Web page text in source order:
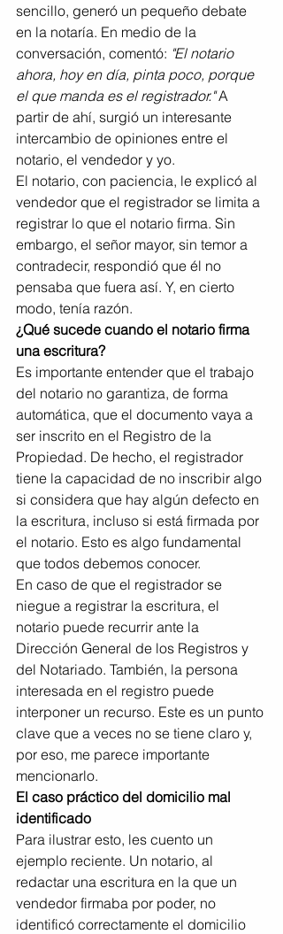
sencillo, generó un pequeño debate
en la notaría. En medio de la
conversación, comentó: "El notario
ahora, hoy en día, pinta poco, porque
el que manda es el registrador." A
partir de ahí, surgió un interesante
intercambio de opiniones entre el
notario, el vendedor y yo.
El notario, con paciencia, le explicó al
vendedor que el registrador se limita a
registrar lo que el notario firma. Sin
embargo, el señor mayor, sin temor a
contradecir, respondió que él no
pensaba que fuera así. Y, en cierto
modo, tenía razón.
¿Qué sucede cuando el notario firma
una escritura?
Es importante entender que el trabajo
del notario no garantiza, de forma
automática, que el documento vaya a
ser inscrito en el Registro de la
Propiedad. De hecho, el registrador
tiene la capacidad de no inscribir algo
si considera que hay algún defecto en
la escritura, incluso si está firmada por
el notario. Esto es algo fundamental
que todos debemos conocer.
En caso de que el registrador se
niegue a registrar la escritura, el
notario puede recurrir ante la
Dirección General de los Registros y
del Notariado. También, la persona
interesada en el registro puede
interponer un recurso. Este es un punto
clave que a veces no se tiene claro y,
por eso, me parece importante
mencionarlo.
El caso práctico del domicilio mal
identificado
Para ilustrar esto, les cuento un
ejemplo reciente. Un notario, al
redactar una escritura en la que un
vendedor firmaba por poder, no
identificó correctamente el domicilio